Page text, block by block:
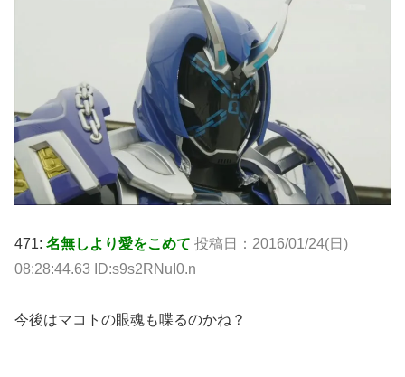
471: 名無しより愛をこめて 投稿日：2016/01/24(日)
08:28:44.63 ID:s9s2RNuI0.n
今後はマコトの眼魂も喋るのかね？